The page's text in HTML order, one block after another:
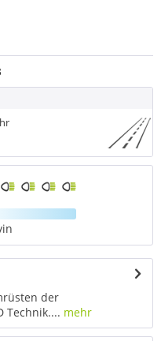
der
Technik.... mehr